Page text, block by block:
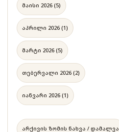
მაისი 2026 (5)
აპრილი 2026 (1)
მარტი 2026 (5)
თებერვალი 2026 (2)
იანვარი 2026 (1)
არქივის ზომის ნახვა / დამალვა